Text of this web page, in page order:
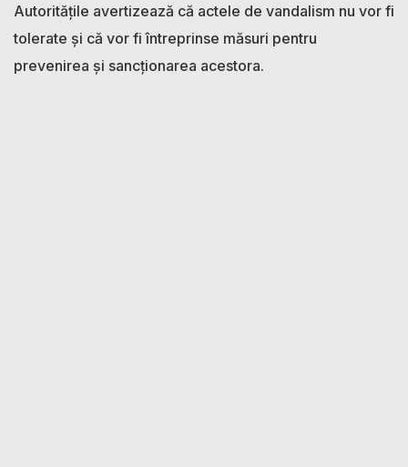
Autoritățile avertizează că actele de vandalism nu vor fi
tolerate și că vor fi întreprinse măsuri pentru
prevenirea și sancționarea acestora.